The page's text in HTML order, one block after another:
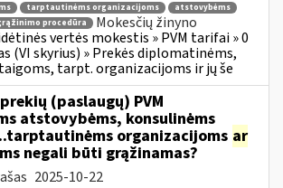
tarptautinėms organizacijoms
atstovybėms
procedūra
Mokesčių žinyno
vertės mokestis » PVM tarifai » 0
(VI skyrius) » Prekės diplomatinėms,
tarpt. organizacijoms ir jų še
(paslaugų) PVM
atstovybėms, konsulinėms
organizacijoms ar
negali būti grąžinamas?
2025-10-22